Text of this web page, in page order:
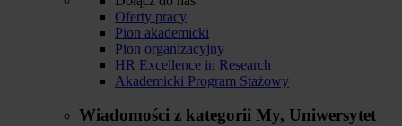
Oferty pracy
Pion akademicki
Pion organizacyjny
HR Excellence in Research
Akademicki Program Stażowy
Wiadomości z kategorii My, Uniwersytet